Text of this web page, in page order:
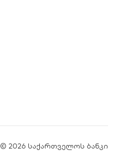
© 2026 საქართველოს ბანკი